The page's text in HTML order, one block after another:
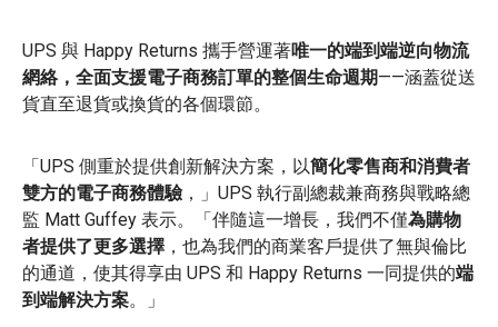
UPS 與 Happy Returns 攜手營運著唯一的端到端逆向物流
網絡，全面支援電子商務訂單的整個生命週期——涵蓋從送
貨直至退貨或換貨的各個環節。
「UPS 側重於提供創新解決方案，以簡化零售商和消費者
雙方的電子商務體驗，」UPS 執行副總裁兼商務與戰略總
監 Matt Guffey 表示。「伴隨這一增長，我們不僅為購物
者提供了更多選擇 ，也為我們的商業客戶提供了無與倫比
的通道，使其得享由 UPS 和 Happy Returns 一同提供的端
到端解決方案。」